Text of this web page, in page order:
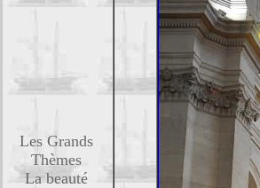
Les Grands
Thèmes
La beauté